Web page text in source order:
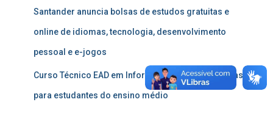
Santander anuncia bolsas de estudos gratuitas e
online de idiomas, tecnologia, desenvolvimento
pessoal e e-jogos
Curso Técnico EAD em Informática: IFMA abre vagas
para estudantes do ensino médio